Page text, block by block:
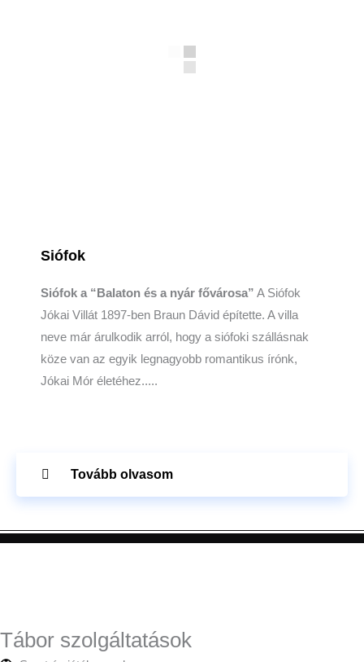
Siófok
Siófok a “Balaton és a nyár fővárosa” A Siófok
Jókai Villát 1897-ben Braun Dávid építette. A villa
neve már árulkodik arról, hogy a siófoki szállásnak
köze van az egyik legnagyobb romantikus írónk,
Jókai Mór életéhez.....
Tovább olvasom
Tábor szolgáltatások